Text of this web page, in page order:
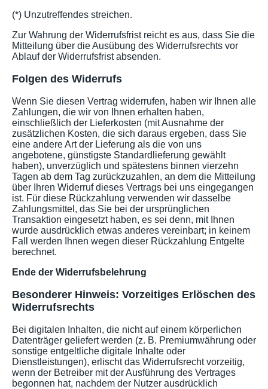
(*) Unzutreffendes streichen.
Zur Wahrung der Widerrufsfrist reicht es aus, dass Sie die
Mitteilung über die Ausübung des Widerrufsrechts vor
Ablauf der Widerrufsfrist absenden.
Folgen des Widerrufs
Wenn Sie diesen Vertrag widerrufen, haben wir Ihnen alle
Zahlungen, die wir von Ihnen erhalten haben,
einschließlich der Lieferkosten (mit Ausnahme der
zusätzlichen Kosten, die sich daraus ergeben, dass Sie
eine andere Art der Lieferung als die von uns
angebotene, günstigste Standardlieferung gewählt
haben), unverzüglich und spätestens binnen vierzehn
Tagen ab dem Tag zurückzuzahlen, an dem die Mitteilung
über Ihren Widerruf dieses Vertrags bei uns eingegangen
ist. Für diese Rückzahlung verwenden wir dasselbe
Zahlungsmittel, das Sie bei der ursprünglichen
Transaktion eingesetzt haben, es sei denn, mit Ihnen
wurde ausdrücklich etwas anderes vereinbart; in keinem
Fall werden Ihnen wegen dieser Rückzahlung Entgelte
berechnet.
Ende der Widerrufsbelehrung
Besonderer Hinweis: Vorzeitiges Erlöschen des
Widerrufsrechts
Bei digitalen Inhalten, die nicht auf einem körperlichen
Datenträger geliefert werden (z. B. Premiumwährung oder
sonstige entgeltliche digitale Inhalte oder
Dienstleistungen), erlischt das Widerrufsrecht vorzeitig,
wenn der Betreiber mit der Ausführung des Vertrages
begonnen hat, nachdem der Nutzer ausdrücklich